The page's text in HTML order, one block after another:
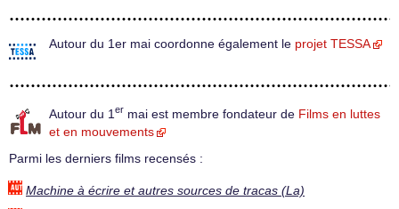
Autour du 1er mai coordonne également le projet TESSA
Autour du 1 er mai est membre fondateur de Films en luttes
et en mouvements
Parmi les derniers films recensés :
Machine à écrire et autres sources de tracas (La)